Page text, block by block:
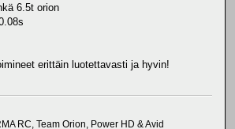
6.5t orion
erittäin luotettavasti ja hyvin!
RC, Team Orion, Power HD & Avid